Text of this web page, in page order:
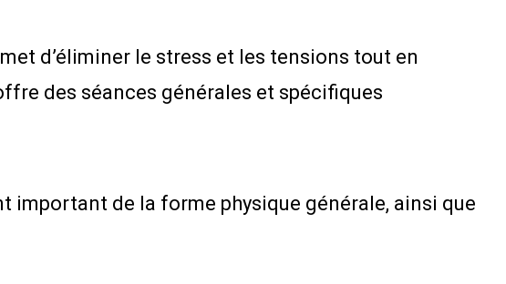
d’éliminer le stress et les tensions tout en
des séances générales et spécifiques
de la forme physique générale, ainsi que